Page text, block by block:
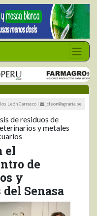
León Carrasco | jcleon@agraria.pe
de residuos de
y metales
el
de
y
Senasa